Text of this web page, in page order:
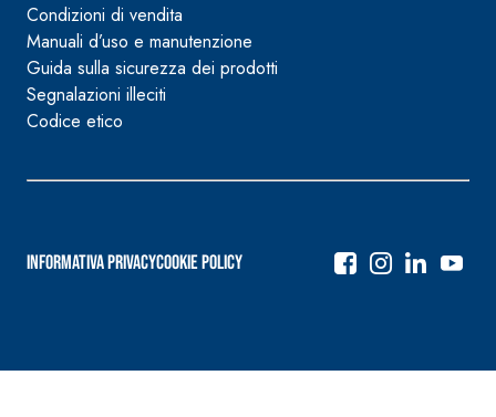
Condizioni di vendita
Manuali d’uso e manutenzione
Guida sulla sicurezza dei prodotti
Segnalazioni illeciti
Codice etico
Informativa PrivacyCookie Policy